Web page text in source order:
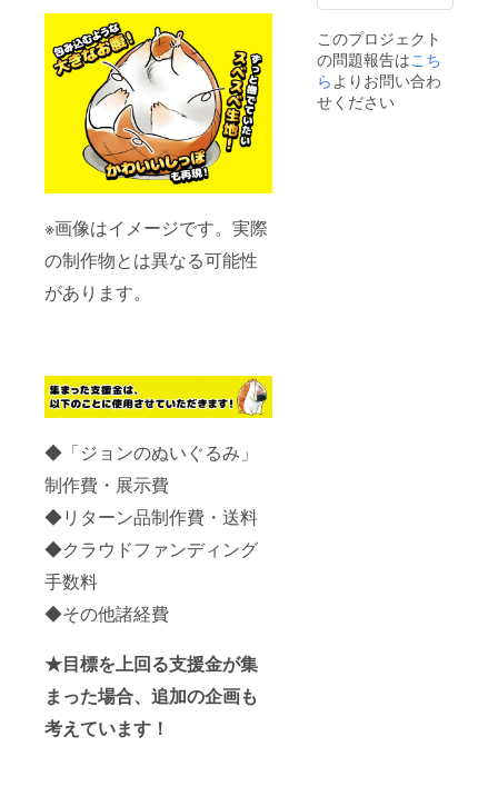
※画像はイメージです。実際
の制作物とは異なる可能性
があります。
◆「ジョンのぬいぐるみ」
制作費・展示費
◆リターン品制作費・送料
◆クラウドファンディング
手数料
◆その他諸経費
★目標を上回る支援金が集
まった場合、追加の企画も
考えています！
を頂戴
連絡を
いたし
ます。
このプロジェクト
の問題報告はこち
らよりお問い合わ
せください